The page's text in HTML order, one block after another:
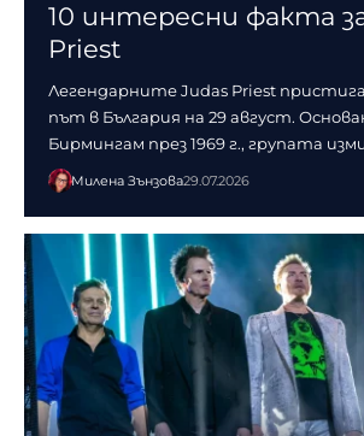
10 интересни факта
Priest
Легендарните Judas Priest
път в България на 29 август.
Бирмингам през 1969 г., групата
Милена Зънзова29.07.2026